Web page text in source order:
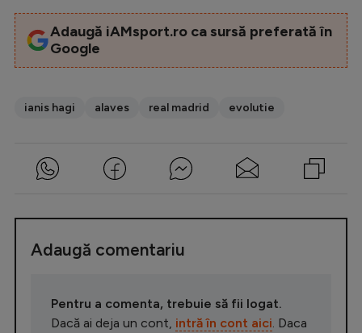
Adaugă iAMsport.ro ca sursă preferată în
Google
ianis hagi alaves real madrid evolutie
Adaugă comentariu
Pentru a comenta, trebuie să fii logat.
Dacă ai deja un cont, intră în cont aici . Daca